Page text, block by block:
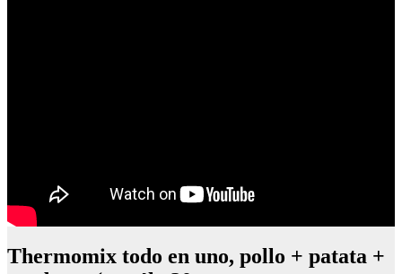
Thermomix todo en uno, pollo + patata +